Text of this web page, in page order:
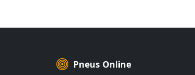
Pneus Online